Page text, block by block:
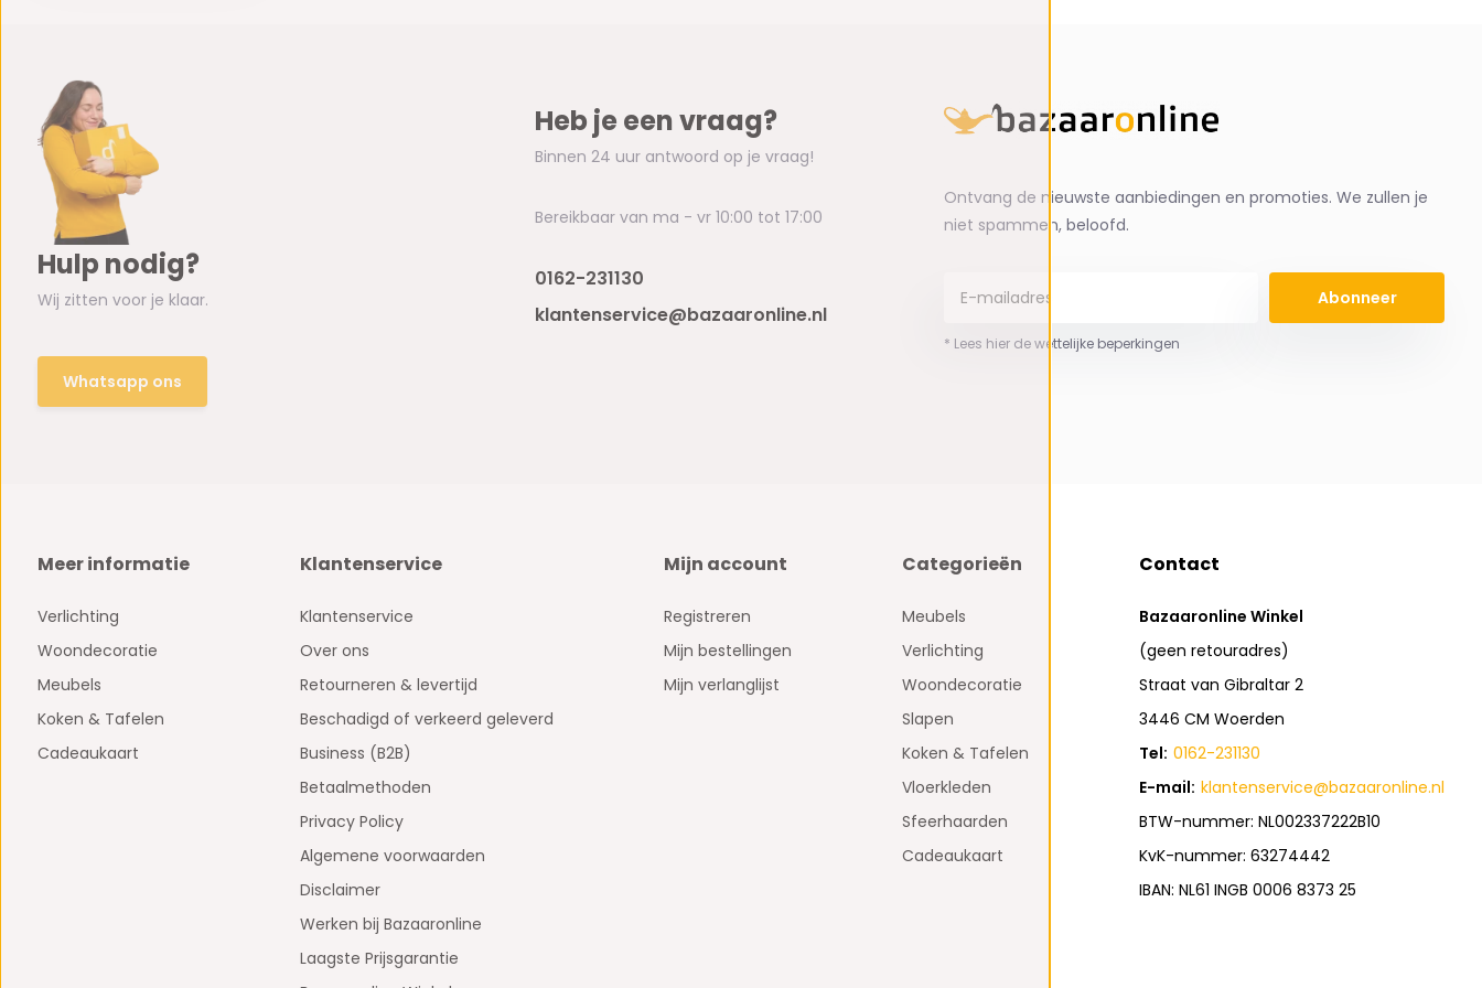
Hulp nodig?
Wij zitten voor je klaar.
Whatsapp ons
Heb je een vraag?
Binnen 24 uur antwoord op je vraag!
Bereikbaar van ma - vr 10:00 tot 17:00
0162-231130
klantenservice@bazaaronline.nl
Ontvang de nieuwste aanbiedingen en promoties. We zullen je
niet spammen, beloofd.
Abonneer
* Lees hier de wettelijke beperkingen
Meer informatie
Verlichting
Woondecoratie
Meubels
Koken & Tafelen
Cadeaukaart
Klantenservice
Klantenservice
Over ons
Retourneren & levertijd
Beschadigd of verkeerd geleverd
Business (B2B)
Betaalmethoden
Privacy Policy
Algemene voorwaarden
Disclaimer
Werken bij Bazaaronline
Laagste Prijsgarantie
Mijn account
Registreren
Mijn bestellingen
Mijn verlanglijst
Categorieën
Meubels
Verlichting
Woondecoratie
Slapen
Koken & Tafelen
Vloerkleden
Sfeerhaarden
Cadeaukaart
Contact
Bazaaronline Winkel
(geen retouradres)
Straat van Gibraltar 2
3446 CM Woerden
Tel: 0162-231130
E-mail: klantenservice@bazaaronline.nl
BTW-nummer: NL002337222B10
KvK-nummer: 63274442
IBAN: NL61 INGB 0006 8373 25